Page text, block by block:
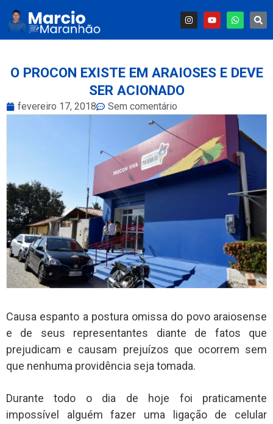
O PROCON EXISTE EM ARAIOSES E DEVE
SER ACIONADO
fevereiro 17, 2018 Sem comentário
Causa espanto a postura omissa do povo araiosense
e de seus representantes diante de fatos que
prejudicam e causam prejuízos que ocorrem sem
que nenhuma providência seja tomada.
Durante todo o dia de hoje foi praticamente
impossível alguém fazer uma ligação de celular